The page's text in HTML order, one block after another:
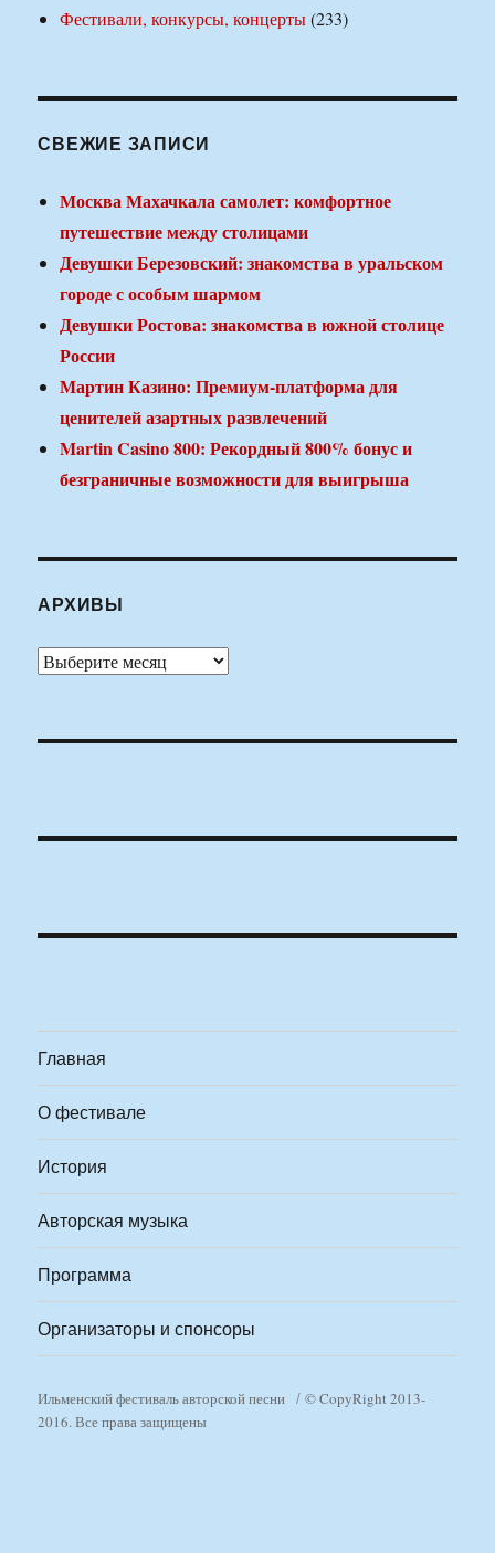
Фестивали, конкурсы, концерты(233)
СВЕЖИЕ ЗАПИСИ
Москва Махачкала самолет: комфортное
путешествие между столицами
Девушки Березовский: знакомства в уральском
городе с особым шармом
Девушки Ростова: знакомства в южной столице
России
Мартин Казино: Премиум-платформа для
ценителей азартных развлечений
Martin Casino 800: Рекордный 800% бонус и
безграничные возможности для выигрыша
АРХИВЫ
Архивы
Главная
О фестивале
История
Авторская музыка
Программа
Организаторы и спонсоры
Ильменский фестиваль авторской песни
© CopyRight 2013-
2016. Все права защищены